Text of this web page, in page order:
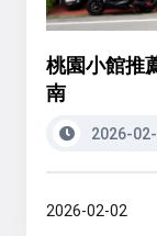
桃園小館推
南
2026-
2026-02-02